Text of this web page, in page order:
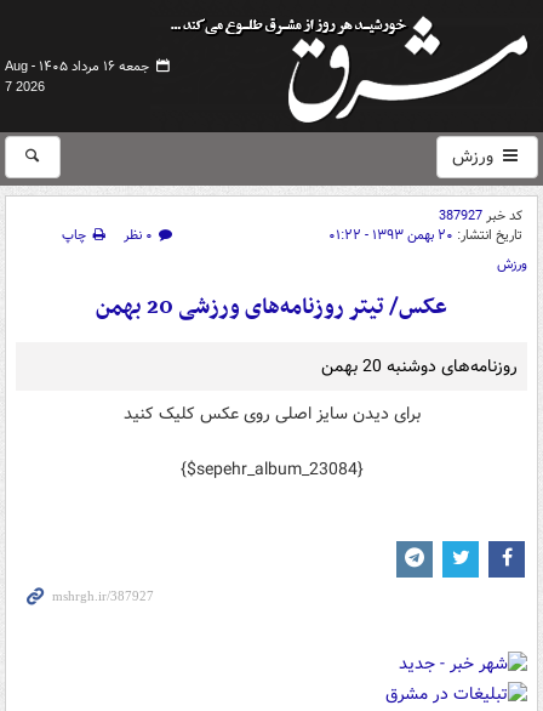
جمعه ۱۶ مرداد ۱۴۰۵ -
Aug
7 2026
ورزش
کد خبر387927
تاریخ انتشار: ۲۰ بهمن ۱۳۹۳ - ۰۱:۲۲ ۰ نظر
چاپ
ورزش
عکس/ تیتر روزنامه‌های ورزشی 20 بهمن
روزنامه‌های‌‌‌ دوشنبه 20 بهمن
برای دیدن سایز اصلی روی عکس کلیک کنید
{$sepehr_album_23084}